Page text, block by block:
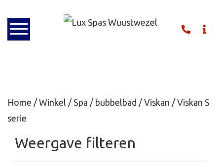
Home / Winkel / Spa / bubbelbad / Viskan / Viskan S
serie
Weergave filteren